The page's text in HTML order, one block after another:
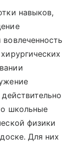
навыков,
школьные
физики
Для них